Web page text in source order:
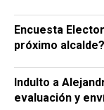
Encuesta
próximo alcalde?
Indulto a
evaluación y